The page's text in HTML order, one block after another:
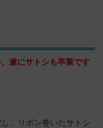
遂にサトシも卒業です
、リボン巻いたサトシ